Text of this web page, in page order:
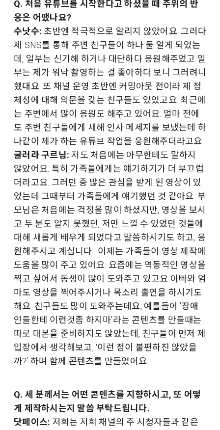
Q. 처음 유튜브를 시작한다고 하셨을 때 주위의 반
응은 어땠나요?
수낫수: 초반엔 적극적으로 알리지 않았어요. 그러다
제 SNS를 통해 주변 친구들이 하나 둘 알게 되었는
데, 일부는 신기해 하거나 대단하다 응원해주었고 일
부는 제가 워낙 촬영하는 걸 좋아하다 보니 그러려니
했대요. 또 채널 운영 초반엔 커밍아웃 전이라 제 정
체성에 대해 의문을 갖는 친구들도 있었고요. 최근에
는 주변에서 많이 응원도 해주고 있어요. 얼마 전에
도 주변 친구들에게 새해 인사 메세지를 보냈는데 하
나같이 제가 하는 유튜브 작업을 응원해주더라고요.
굴러라 구르님: 저도 처음에는 아무한테도 말하지
않았어요. 특히 가족들에게는 얘기하기가 더 부끄럽
더라고요. 그러던 중 많은 관심을 받게 된 영상이 있
었는데 그때부터 가족들에게 얘기했던 것 같아요. 부
모님은 처음에는 걱정을 많이 하셨지만, 영상을 보시
고 두 분도 알지 못했던, 저만 느낄 수 있었던 것들에
대해 새롭게 배우게 되었다고 말씀하시기도 하고, 응
원해주시고 계십니다. 이제는 가족들이 영상 제작에
도움을 많이 주고 있어요. 요즘에는 역동적인 영상을
찍고 싶어서 동생이 많이 도와주고 있고요 아빠와 엄
마도 영상을 찍어주시거나 목소리 출연을 하시기도
해요. 친구들도 많이 도와주는데요, 예를들어 '장애
인들한테 이런것좀 하지마'라는 콘텐츠를 만들때는
따로 대본을 준비하지도 않았는데, 친구들이 먼저 제
입장에서 생각해보고, ‘이런 점이 불편하진 않았을
까?’ 하며 함께 콘텐츠를 만들었어요.
Q. 세 분께서는 어떤 콘텐츠를 지향하시고, 또 어떻
게 제작하시는지 말씀 부탁드립니다.
닷페이스: 저희는 저희 채널의 주 시청자들과 같은